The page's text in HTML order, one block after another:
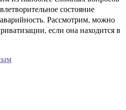
состояние
Рассмотрим, можно
если она находится в